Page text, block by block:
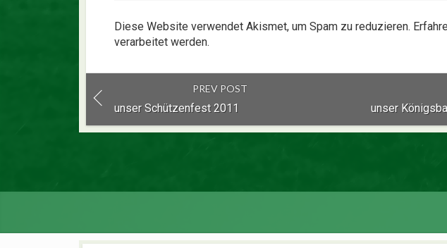
Diese Website verwendet Akismet, um Spam zu reduzieren.
verarbeitet werden.
PREV POST
unser Schützenfest 2011 unser